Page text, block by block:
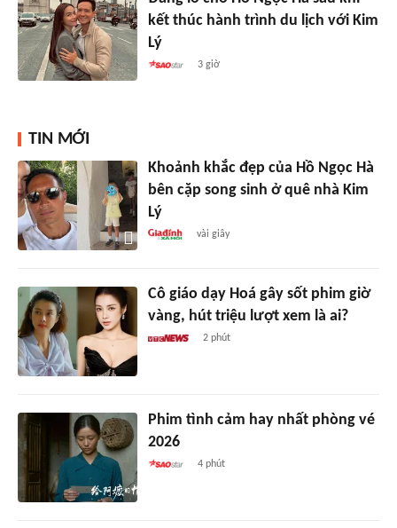
kết thúc hành trình du lịch với Kim
Lý
3 giờ
TIN MỚI
Khoảnh khắc đẹp của Hồ Ngọc Hà
bên cặp song sinh ở quê nhà Kim
Lý
vài giây
Cô giáo dạy Hoá gây sốt phim giờ
vàng, hút triệu lượt xem là ai?
2 phút
Phim tình cảm hay nhất phòng vé
2026
4 phút